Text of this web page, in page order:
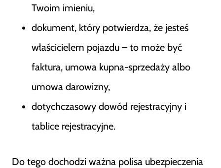
Twoim imieniu,
dokument, który potwierdza, że jesteś
właścicielem pojazdu – to może być
faktura, umowa kupna-sprzedaży albo
umowa darowizny,
dotychczasowy dowód rejestracyjny i
tablice rejestracyjne.
Do tego dochodzi ważna polisa ubezpieczenia